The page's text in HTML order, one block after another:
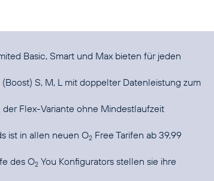
Basic, Smart und Max bieten für jeden
(Boost) S, M, L mit doppelter Datenleistung zum
der Flex-Variante ohne Mindestlaufzeit
ist in allen neuen O2 Free Tarifen ab 39,99
des O2 You Konfigurators stellen sie ihre